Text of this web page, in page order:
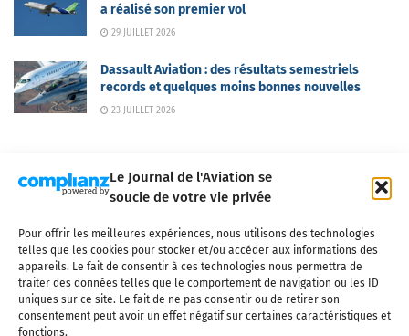
Le Journal de l'Aviation se
soucie de votre vie privée
Pour offrir les meilleures expériences, nous utilisons des technologies
telles que les cookies pour stocker et/ou accéder aux informations des
appareils. Le fait de consentir à ces technologies nous permettra de
traiter des données telles que le comportement de navigation ou les ID
uniques sur ce site. Le fait de ne pas consentir ou de retirer son
consentement peut avoir un effet négatif sur certaines caractéristiques et
fonctions.
a réalisé son premier vol
29 JUILLET 2026
Dassault Aviation : des résultats semestriels
records et quelques moins bonnes nouvelles
23 JUILLET 2026
Qui sommes-nous ? Nous contacter
Partenaires
Mentions légales
CGV Politique de confidentialité Cookies